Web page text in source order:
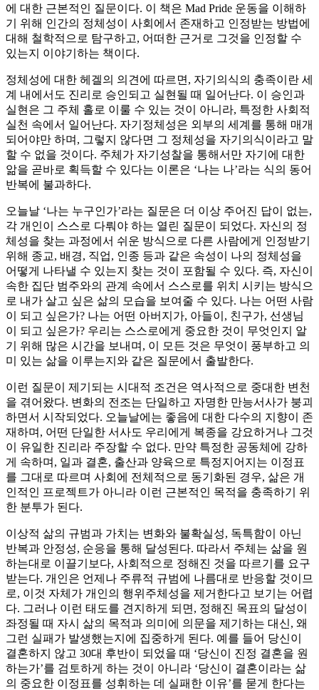
에 대한 근본적인 질문이다. 이 책은 Mad Pride 운동을 이해하
기 위해 인간의 정체성이 사회에서 존재하고 인정받는 방법에
대해 철학적으로 탐구하고, 어떠한 근거로 그것을 인정할 수
있는지 이야기하는 책이다.
정체성에 대한 헤겔의 의견에 따르면, 자기의식의 충족이란 세
계 내에서도 진리로 승인되고 실현될 때 일어난다. 이 승인과
실현은 그 주체 홀로 이룰 수 있는 것이 아니라, 특정한 사회적
실천 속에서 일어난다. 자기정체성은 외부의 세계를 통해 매개
되어야만 하며, 그렇지 않다면 그 정체성을 자기의식이라고 말
할 수 없을 것이다. 주체가 자기성찰을 통해서만 자기에 대한
앎을 곧바로 획득할 수 있다는 이론은 ‘나는 나’라는 식의 동어
반복에 불과하다.
오늘날 ‘나는 누구인가’라는 질문은 더 이상 주어진 답이 없는,
각 개인이 스스로 다뤄야 하는 열린 질문이 되었다. 자신의 정
체성을 찾는 과정에서 쉬운 방식으로 다른 사람에게 인정받기
위해 종교, 배경, 직업, 인종 등과 같은 속성이 나의 정체성을
어떻게 나타낼 수 있는지 찾는 것이 포함될 수 있다. 즉, 자신이
속한 집단 범주와의 관계 속에서 스스로를 위치 시키는 방식으
로 내가 살고 싶은 삶의 모습을 보여줄 수 있다. 나는 어떤 사람
이 되고 싶은가? 나는 어떤 아버지가, 아들이, 친구가, 선생님
이 되고 싶은가? 우리는 스스로에게 중요한 것이 무엇인지 알
기 위해 많은 시간을 보내며, 이 모든 것은 무엇이 풍부하고 의
미 있는 삶을 이루는지와 같은 질문에서 출발한다.
이런 질문이 제기되는 시대적 조건은 역사적으로 중대한 변천
을 겪어왔다. 변화의 전조는 단일하고 자명한 만능서사가 붕괴
하면서 시작되었다. 오늘날에는 좋음에 대한 다수의 지향이 존
재하며, 어떤 단일한 서사도 우리에게 복종을 강요하거나 그것
이 유일한 진리라 주장할 수 없다. 만약 특정한 공동체에 강하
게 속하며, 일과 결혼, 출산과 양육으로 특정지어지는 이정표
를 그대로 따르며 사회에 전체적으로 동기화된 경우, 삶은 개
인적인 프로젝트가 아니라 이런 근본적인 목적을 충족하기 위
한 분투가 된다.
이상적 삶의 규범과 가치는 변화와 불확실성, 독특함이 아닌
반복과 안정성, 순응을 통해 달성된다. 따라서 주체는 삶을 원
하는대로 이끌기보다, 사회적으로 정해진 것을 따르기를 요구
받는다. 개인은 언제나 주류적 규범에 나름대로 반응할 것이므
로, 이것 자체가 개인의 행위주체성을 제거한다고 보기는 어렵
다. 그러나 이런 태도를 견지하게 되면, 정해진 목표의 달성이
좌정될 때 자시 삶의 목적과 의미에 의문을 제기하는 대신, 왜
그런 실패가 발생했는지에 집중하게 된다. 예를 들어 당신이
결혼하지 않고 30대 후반이 되었을 때 ‘당신이 진정 결혼을 원
하는가’를 검토하게 하는 것이 아니라 ‘당신이 결혼이라는 삶
의 중요한 이정표를 성휘하는 데 실패한 이유’를 묻게 한다는